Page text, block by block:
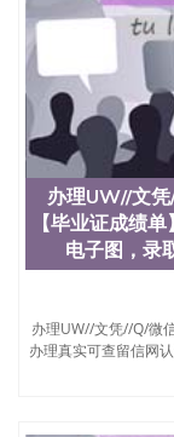
位、声誉、实
誉为美国本科
计系更是在
业生大多可以
机会。许多硅
供许多相应科
(UC)，还是加
都占据着加州
学座落于硅谷
地区为全美的
134种学士学
国的学生来此
子工程学，工
受性肯定及好
也吸引了众多
二、办理流程
定金下单； 3
办理UW//文
【毕业证成绩
电子图，录
办理UW//文凭//Q/微
办理真实可查留信网